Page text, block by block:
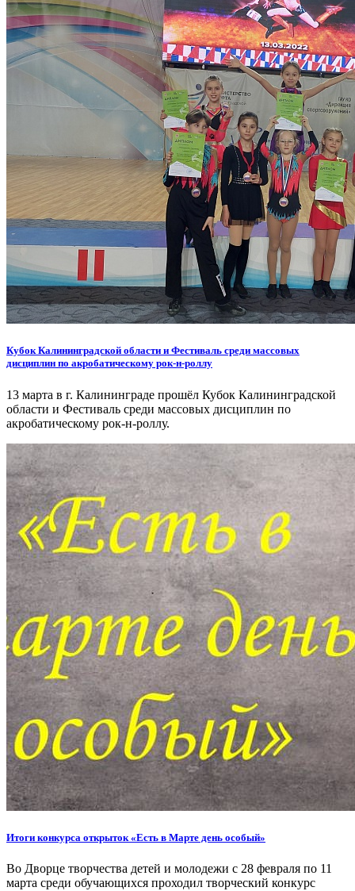
Кубок Калининградской области и Фестиваль среди массовых
дисциплин по акробатическому рок-н-роллу
13 марта в г. Калининграде прошёл Кубок Калининградской
области и Фестиваль среди массовых дисциплин по
акробатическому рок-н-роллу.
Итоги конкурса открыток «Есть в Марте день особый»
Во Дворце творчества детей и молодежи с 28 февраля по 11
марта среди обучающихся проходил творческий конкурс